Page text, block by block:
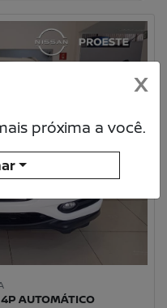
AUTOMÁTICO
X
próxima a você.